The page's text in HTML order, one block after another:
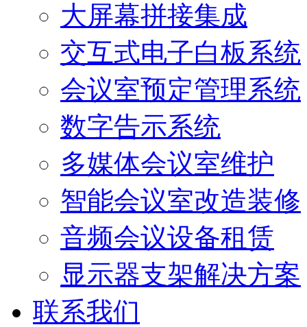
大屏幕拼接集成
交互式电子白板系统
会议室预定管理系统
数字告示系统
多媒体会议室维护
智能会议室改造装修
音频会议设备租赁
显示器支架解决方案
联系我们